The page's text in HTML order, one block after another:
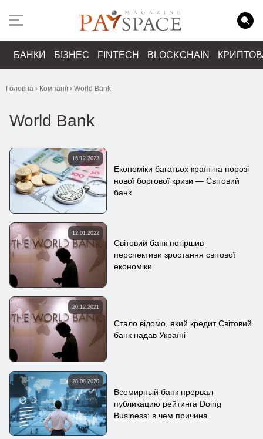
БАНКИ БІЗНЕС FINTECH BLOCKCHAIN
Головна › Компанії› World Bank
World Bank
16.12.2023
Економіки багатьох країн на порозі
нової боргової кризи — Світовий
банк
12.01.2022
Світовий банк погіршив
перспективи зростання світової
економіки
20.12.2021
Стало відомо, який кредит Світовий
банк надав Україні
28.08.2020
Всемирный банк прервал
публикацию рейтинга Doing
Business: в чем причина